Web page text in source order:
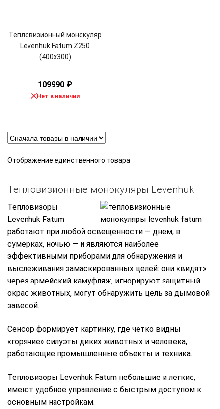
Тепловизионный монокуляр
Levenhuk Fatum Z250
(400х300)
109990 ₽
Нет в наличии
Отображение единственного товара
Тепловизионные монокуляры Levenhuk
Тепловизоры
Levenhuk Fatum
работают при любой освещенности — днем, в
сумерках, ночью — и являются наиболее
эффективными приборами для обнаружения и
выслеживания замаскированных целей: они «видят»
через армейский камуфляж, игнорируют защитный
окрас животных, могут обнаружить цель за дымовой
завесой.
Сенсор формирует картинку, где четко видны
«горячие» силуэты диких животных и человека,
работающие промышленные объекты и техника.
Тепловизоры Levenhuk Fatum небольшие и легкие,
имеют удобное управление с быстрым доступом к
основным настройкам.